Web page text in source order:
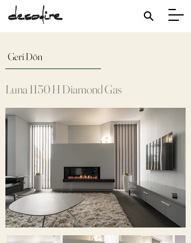
Geri Dön
Luna 1150 H Diamond Gas